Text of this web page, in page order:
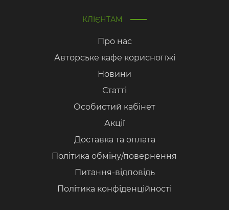
КЛІЄНТАМ
Про нас
Авторське кафе корисної їжі
Новини
Статті
Особистий кабінет
Акції
Доставка та оплата
Політика обміну/повернення
Питання-відповідь
Політика конфіденційності